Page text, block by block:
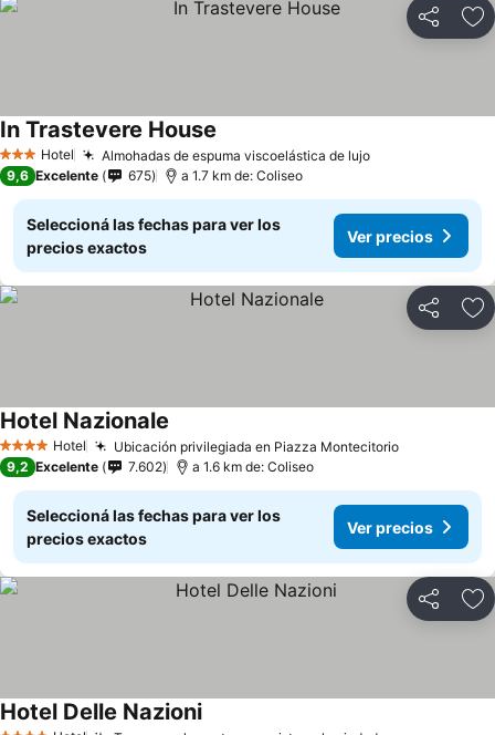
Compartir
3 Estrellas
Hotel Almohadas de espuma viscoelástica de lujo
In Trastevere House
9,6 Excelente 675 a 1.7 km de: Coliseo
Seleccioná las fechas para ver los
precios exactos
Ver precios
Compartir
4 EstrellasHotel Ubicación privilegiada en Piazza Montecitorio
Hotel Nazionale
9,2 Excelente 7.602 a 1.6 km de: Coliseo
Seleccioná las fechas para ver los
precios exactos
Ver precios
Compartir
Hotel Delle Nazioni